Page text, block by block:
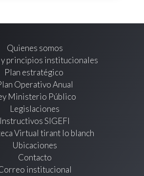
Quienes somos
principios institucionales
Plan estratégico
Operativo Anual
Ministerio Público
Legislaciones
Instructivos SIGEFI
Virtual tirant lo blanch
Ubicaciones
Contacto
institucional